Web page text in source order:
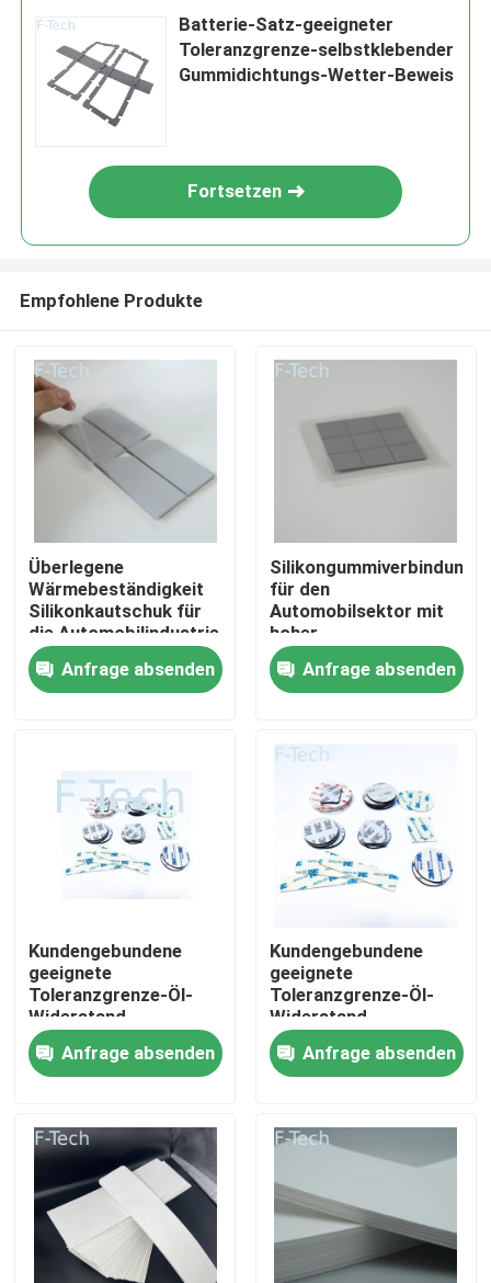
Zu Hause
Videos
VR-Show
Werksbesichtigung
Qualitätskontrolle
Kontakt mit uns
Neuigkeiten
Rechtssachen
Batterie-Satz-geeigneter
Toleranzgrenze-selbstklebender
Gummidichtungs-Wetter-Beweis
Fortsetzen
Empfohlene Produkte
Überlegene
Wärmebeständigkeit
Silikonkautschuk für
die Automobilindustrie
Anfrage absenden
für den
Automobilsektor mit
hoher
Leistungsgrenze
Anfrage absenden
Kundengebundene
geeignete
Toleranzgrenze-Öl-
Widerstand-
Silikonkautschuk-
Dichtung für
Automobil
Anfrage absenden
Kundengebundene
geeignete
Toleranzgrenze-Öl-
Widerstand-
Silikonkautschuk-
Dichtung für
Automobil
Anfrage absenden